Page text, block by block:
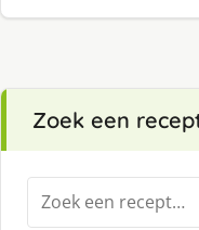
Zoek een
Zoeken
naar: